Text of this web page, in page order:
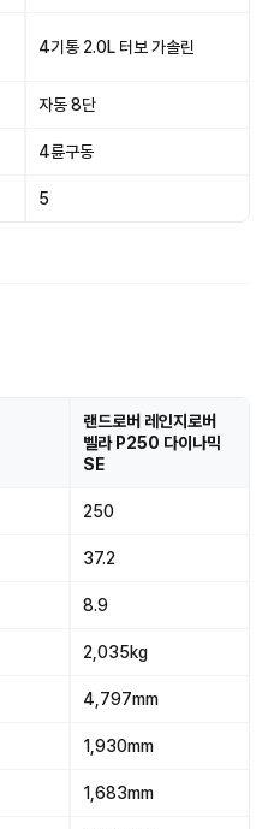
4기통 2.0L 터보 가솔린
자동 8단
4륜구동
5
랜드로버 레인지로버
벨라 P250 다이나믹
SE
250
37.2
8.9
2,035kg
4,797mm
1,930mm
1,683mm